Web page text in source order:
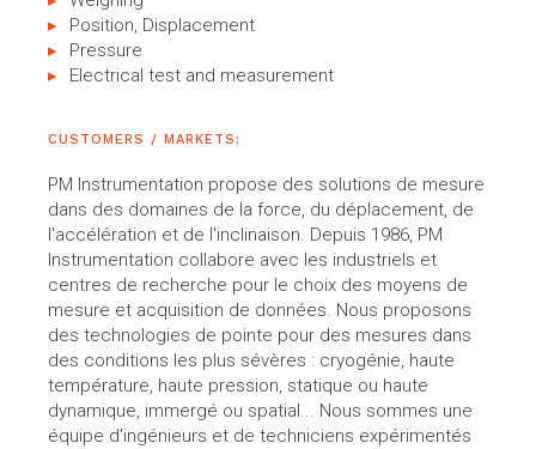
Position, Displacement
Pressure
Electrical test and measurement
CUSTOMERS / MARKETS:
PM Instrumentation propose des solutions de mesure
dans des domaines de la force, du déplacement, de
l'accélération et de l'inclinaison. Depuis 1986, PM
Instrumentation collabore avec les industriels et
centres de recherche pour le choix des moyens de
mesure et acquisition de données. Nous proposons
des technologies de pointe pour des mesures dans
des conditions les plus sévères : cryogénie, haute
température, haute pression, statique ou haute
dynamique, immergé ou spatial... Nous sommes une
équipe d'ingénieurs et de techniciens expérimentés